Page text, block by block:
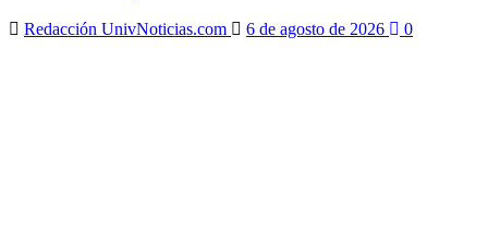
Redacción UnivNoticias.com 6 de agosto de 2026 0